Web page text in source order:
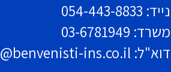
נייד: 054-443-8833
משרד: 03-6781949
דוא"ל: ins.co.il